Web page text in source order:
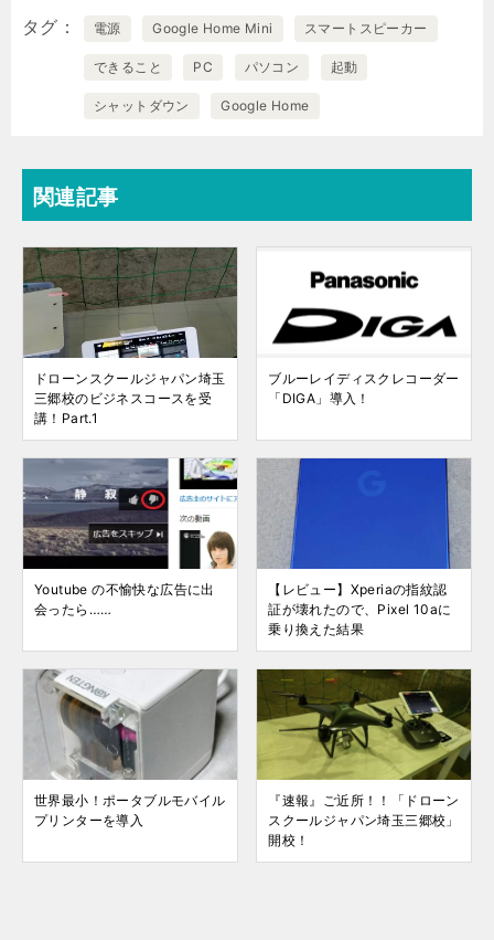
タグ 電源 Google Home Mini スマートスピーカー
できること PC パソコン 起動
シャットダウン Google Home
関連記事
ドローンスクールジャパン埼玉
三郷校のビジネスコースを受
講！Part.1
ブルーレイディスクレコーダー
「DIGA」導入！
Youtube の不愉快な広告に出
会ったら……
【レビュー】Xperiaの指紋認
証が壊れたので、Pixel 10aに
乗り換えた結果
世界最小！ポータブルモバイル
プリンターを導入
『速報』ご近所！！「ドローン
スクールジャパン埼玉三郷校」
開校！